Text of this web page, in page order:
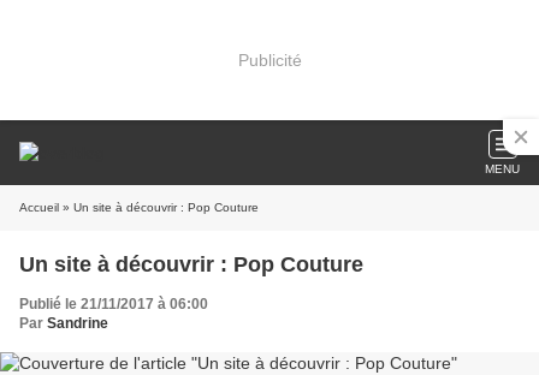
Publicité
MENU
Accueil » Un site à découvrir : Pop Couture
Un site à découvrir : Pop Couture
Publié le 21/11/2017 à 06:00
Par Sandrine